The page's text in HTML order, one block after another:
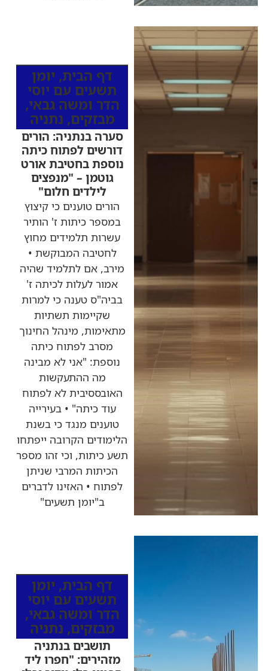
דף הבית, יומן
תשעים עם יוסי
הדר ומשה גבאי,
מבזקים, נתניה
סערה בנתניה: הורים
דורשים לפתוח כיתה
נוספת בחטיבת אורט
גוטמן – "מנפצים
לילדים חלום"
הורים טוענים כי קיצוץ
במספר כיתות ז' הותיר
עשרות תלמידים מחוץ
לחטיבה המבוקשת •
מירב, אם לתלמיד שהיה
אמור לעלות לכיתה ז'
בביה"ס טענה כי למרות
שקיימות תשתיות
מתאימות, מינהל החינוך
מסרב לפתוח כיתה
נוספת: "אני לא מבינה
מה ההתעקשות
האובססיבית לא לפתוח
עוד כיתה" • בעירייה
טוענים מנגד כי בשנת
הלימודים הקרובה ייפתחו
תשע כיתות, וכי זהו מספר
הכיתות המרבי שניתן
לפתוח • האזינו לדברים
ב"יומן תשעים"
דף הבית, יומן
תשעים עם יוסי
הדר ומשה גבאי,
מבזקים, נתניה
תושבים בנתניה
מזהירים: "חפרו ליד